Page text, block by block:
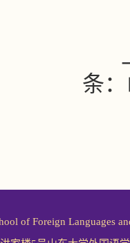
条：
of Foreign Languages